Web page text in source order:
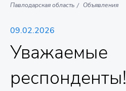
Павлодарская область
Объявления
09.02.2026
Уважаемые
респонденты!